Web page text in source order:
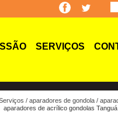
SERVIÇOS
aparadores de gondola
aparadores de acrílico gondolas Tanguá